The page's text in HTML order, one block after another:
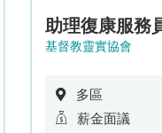
基督教靈實協會
多區
薪金面議